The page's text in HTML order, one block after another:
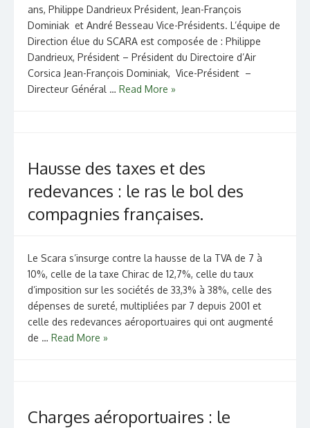
ans, Philippe Dandrieux Président, Jean-François
Dominiak et André Besseau Vice-Présidents. L’équipe de
Direction élue du SCARA est composée de : Philippe
Dandrieux, Président – Président du Directoire d’Air
Corsica Jean-François Dominiak, Vice-Président –
Directeur Général … Read More »
Hausse des taxes et des
redevances : le ras le bol des
compagnies françaises.
Le Scara s’insurge contre la hausse de la TVA de 7 à
10%, celle de la taxe Chirac de 12,7%, celle du taux
d’imposition sur les sociétés de 33,3% à 38%, celle des
dépenses de sureté, multipliées par 7 depuis 2001 et
celle des redevances aéroportuaires qui ont augmenté
de … Read More »
Charges aéroportuaires : le